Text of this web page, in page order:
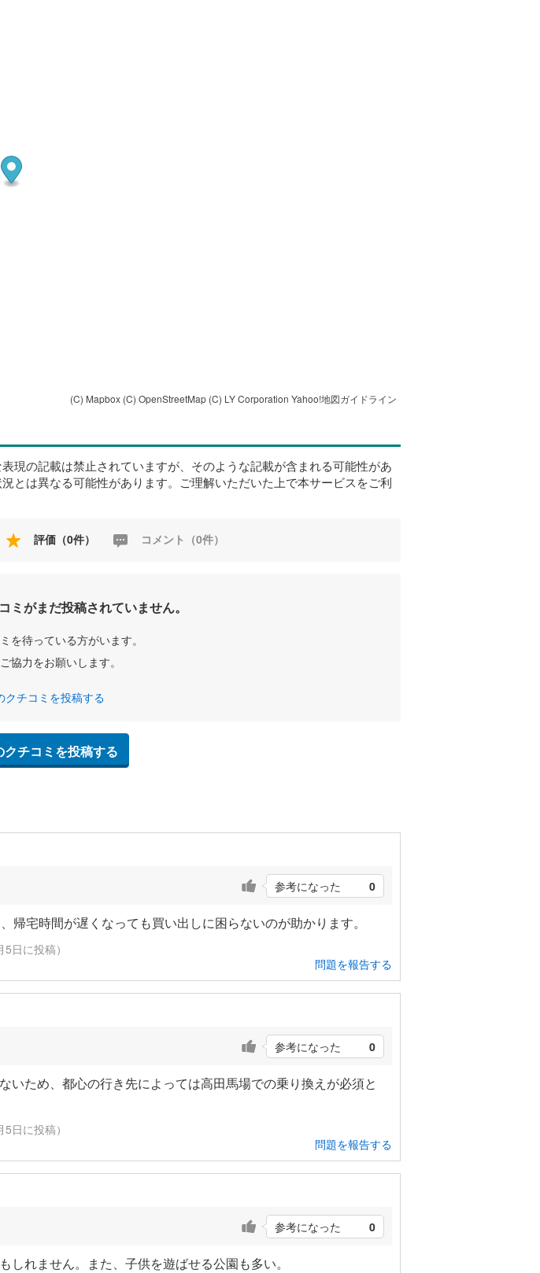
(C) Mapbox (C) OpenStreetMap (C) LY Corporation Yahoo!地図ガイドライン
現の記載は禁止されていますが、そのような記載が含まれる可能性があ
とは異なる可能性があります。ご理解いただいた上で本サービスをご利
評価（0件） コメント（0件）
ミがまだ投稿されていません。
を待っている方がいます。
協力をお願いします。
クチコミを投稿する
チコミを投稿する
参考になった 0
宅時間が遅くなっても買い出しに困らないのが助かります。
日に投稿）
問題を報告する
参考になった 0
ため、都心の行き先によっては高田馬場での乗り換えが必須と
日に投稿）
問題を報告する
参考になった 0
れません。また、子供を遊ばせる公園も多い。